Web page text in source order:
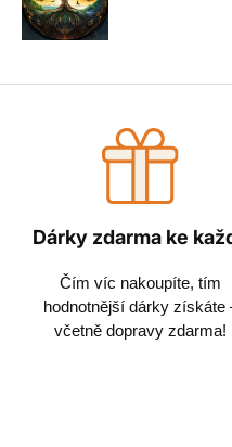
Dárky zdarma ke
Čím víc nakoupíte, tím
hodnotnější dárky získáte
včetně dopravy zdarma!